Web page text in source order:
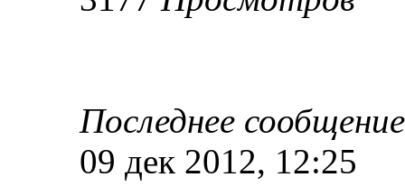
Последнее
09 дек 2012, 12:25